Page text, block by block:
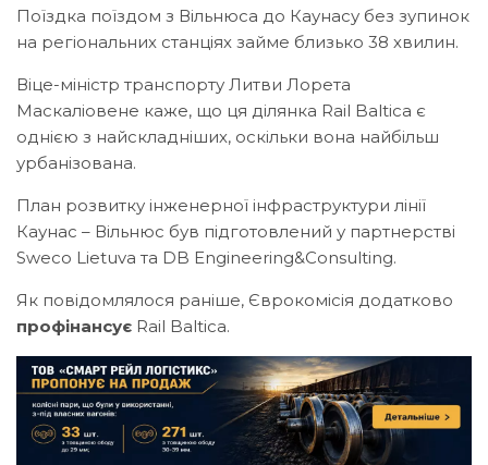
Поїздка поїздом з Вільнюса до Каунасу без зупинок
на регіональних станціях займе близько 38 хвилин.
Віце-міністр транспорту Литви Лорета
Маскаліовене каже, що ця ділянка Rail Baltica є
однією з найскладніших, оскільки вона найбільш
урбанізована.
План розвитку інженерної інфраструктури лінії
Каунас – Вільнюс був підготовлений у партнерстві
Sweco Lietuva та DB Engineering&Consulting.
Як повідомлялося раніше, Єврокомісія додатково
профінансує Rail Baltica.